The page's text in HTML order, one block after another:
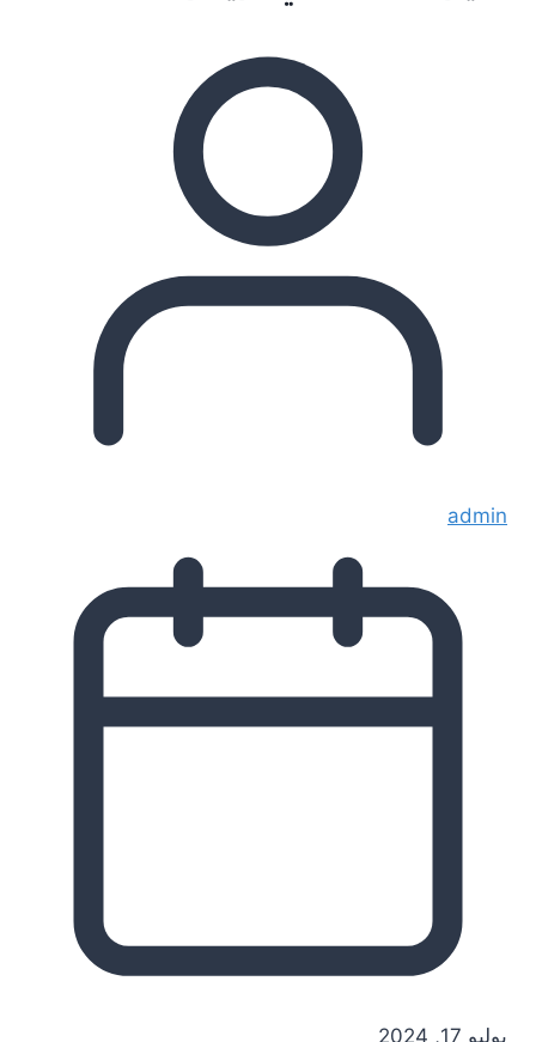
admin
يوليو 17, 2024